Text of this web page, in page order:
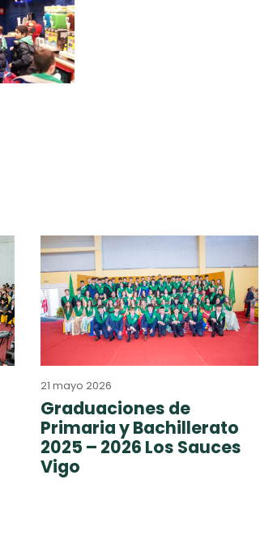
21 mayo 2026
Graduaciones de
Primaria y Bachillerato
2025 – 2026 Los Sauces
Vigo